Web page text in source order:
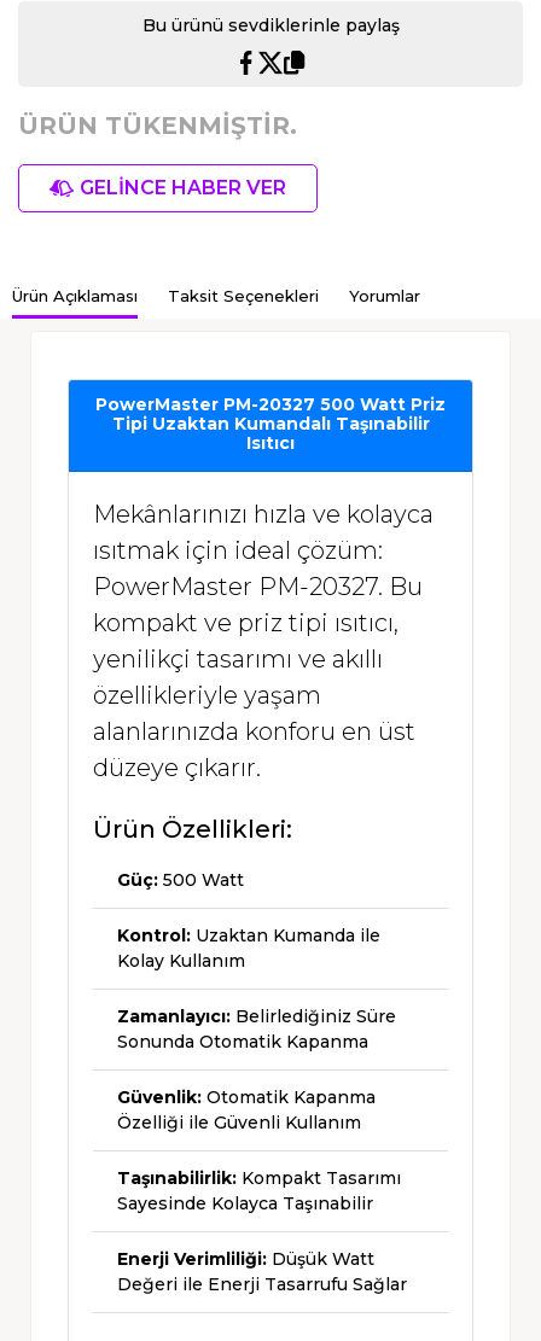
Bu ürünü sevdiklerinle paylaş
ÜRÜN TÜKENMİŞTİR.
GELİNCE HABER VER
Ürün Açıklaması Taksit Seçenekleri Yorumlar
PowerMaster PM-20327 500 Watt Priz
Tipi Uzaktan Kumandalı Taşınabilir
Isıtıcı
Mekânlarınızı hızla ve kolayca
ısıtmak için ideal çözüm:
PowerMaster PM-20327. Bu
kompakt ve priz tipi ısıtıcı,
yenilikçi tasarımı ve akıllı
özellikleriyle yaşam
alanlarınızda konforu en üst
düzeye çıkarır.
Ürün Özellikleri:
Güç: 500 Watt
Kontrol: Uzaktan Kumanda ile
Kolay Kullanım
Zamanlayıcı: Belirlediğiniz Süre
Sonunda Otomatik Kapanma
Güvenlik: Otomatik Kapanma
Özelliği ile Güvenli Kullanım
Taşınabilirlik: Kompakt Tasarımı
Sayesinde Kolayca Taşınabilir
Enerji Verimliliği: Düşük Watt
Değeri ile Enerji Tasarrufu Sağlar